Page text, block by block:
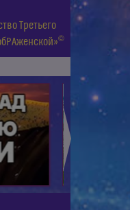
Третьего
©
►